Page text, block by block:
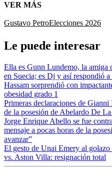
VER MÁS
Gustavo PetroElecciones 2026
Le puede interesar
Ella es Gunn Lundemo, la amiga
en Suecia; es Dj y así respondió
Hassam sorprendió con
obesidad grado 1
Primeras declaraciones de
de la posesión de Abelardo De
Jorge Enrique Abello se fue
mensaje a pocas horas de la
avanzar”
El gesto de Unai Emery al
vs. Aston Villa: resignación total